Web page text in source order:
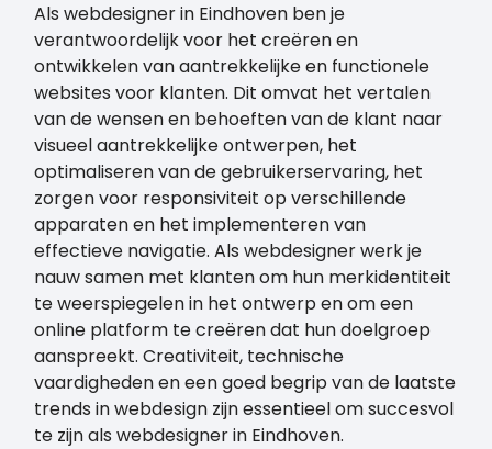
Als webdesigner in Eindhoven ben je
verantwoordelijk voor het creëren en
ontwikkelen van aantrekkelijke en functionele
websites voor klanten. Dit omvat het vertalen
van de wensen en behoeften van de klant naar
visueel aantrekkelijke ontwerpen, het
optimaliseren van de gebruikerservaring, het
zorgen voor responsiviteit op verschillende
apparaten en het implementeren van
effectieve navigatie. Als webdesigner werk je
nauw samen met klanten om hun merkidentiteit
te weerspiegelen in het ontwerp en om een
online platform te creëren dat hun doelgroep
aanspreekt. Creativiteit, technische
vaardigheden en een goed begrip van de laatste
trends in webdesign zijn essentieel om succesvol
te zijn als webdesigner in Eindhoven.